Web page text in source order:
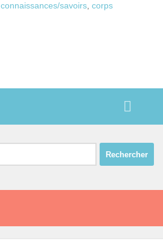
connaissances/savoirs, corps